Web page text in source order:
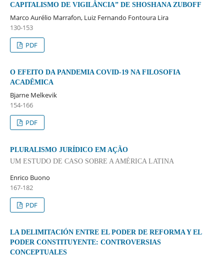
CAPITALISMO DE VIGILÂNCIA” DE SHOSHANA ZUBOFF
Marco Aurélio Marrafon, Luiz Fernando Fontoura Lira
130-153
PDF
O EFEITO DA PANDEMIA COVID-19 NA FILOSOFIA
ACADÊMICA
Bjarne Melkevik
154-166
PDF
PLURALISMO JURÍDICO EM AÇÃO
UM ESTUDO DE CASO SOBRE A AMÉRICA LATINA
Enrico Buono
167-182
PDF
LA DELIMITACIÓN ENTRE EL PODER DE REFORMA Y EL
PODER CONSTITUYENTE: CONTROVERSIAS
CONCEPTUALES